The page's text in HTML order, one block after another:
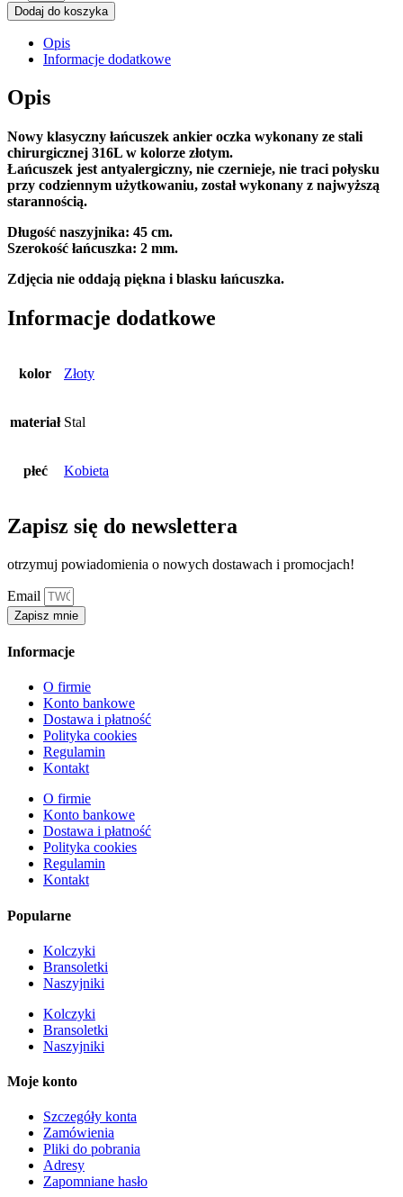
Dodaj do koszyka
Opis
Informacje dodatkowe
Opis
Nowy klasyczny łańcuszek ankier oczka wykonany ze stali
chirurgicznej 316L w kolorze złotym.
Łańcuszek jest antyalergiczny, nie czernieje, nie traci połysku
przy codziennym użytkowaniu, został wykonany z najwyższą
starannością.
Długość naszyjnika: 45 cm.
Szerokość łańcuszka: 2 mm.
Zdjęcia nie oddają piękna i blasku łańcuszka.
Informacje dodatkowe
kolor Złoty
materiał Stal
płeć Kobieta
Zapisz się do newslettera
otrzymuj powiadomienia o nowych dostawach i promocjach!
Email
Zapisz mnie
Informacje
O firmie
Konto bankowe
Dostawa i płatność
Polityka cookies
Regulamin
Kontakt
O firmie
Konto bankowe
Dostawa i płatność
Polityka cookies
Regulamin
Kontakt
Popularne
Kolczyki
Bransoletki
Naszyjniki
Kolczyki
Bransoletki
Naszyjniki
Moje konto
Szczegóły konta
Zamówienia
Pliki do pobrania
Adresy
Zapomniane hasło